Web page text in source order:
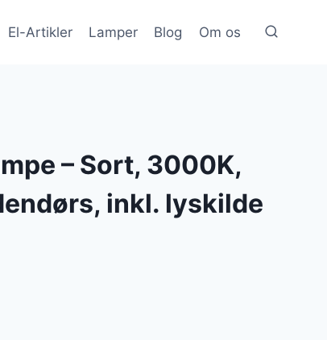
El-Artikler Lamper Blog Om os
– Sort, 3000K,
inkl. lyskilde